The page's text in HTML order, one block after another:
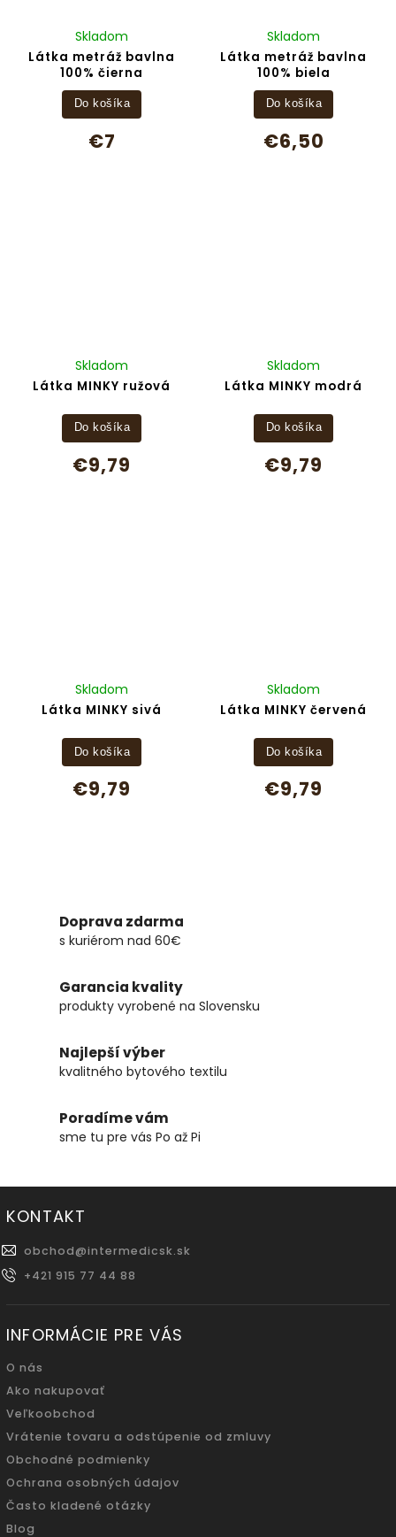
Látka metráž bavlna
100% čierna
Skladom
€7
Do košíka
Látka metráž bavlna
100% biela
Skladom
€6,50
Do košíka
Látka MINKY ružová
Skladom
€9,79
Do košíka
Látka MINKY modrá
Skladom
€9,79
Do košíka
Látka MINKY sivá
Skladom
€9,79
Do košíka
Látka MINKY červená
Skladom
€9,79
Do košíka
Doprava zdarma
s kuriérom nad 60€
Garancia kvality
produkty vyrobené na Slovensku
Najlepší výber
kvalitného bytového textilu
Poradíme vám
sme tu pre vás Po až Pi
KONTAKT
obchod@intermedicsk.sk
+421 915 77 44 88
INFORMÁCIE PRE VÁS
O nás
Ako nakupovať
Veľkoobchod
Vrátenie tovaru a odstúpenie od zmluvy
Obchodné podmienky
Ochrana osobných údajov
Často kladené otázky
Blog